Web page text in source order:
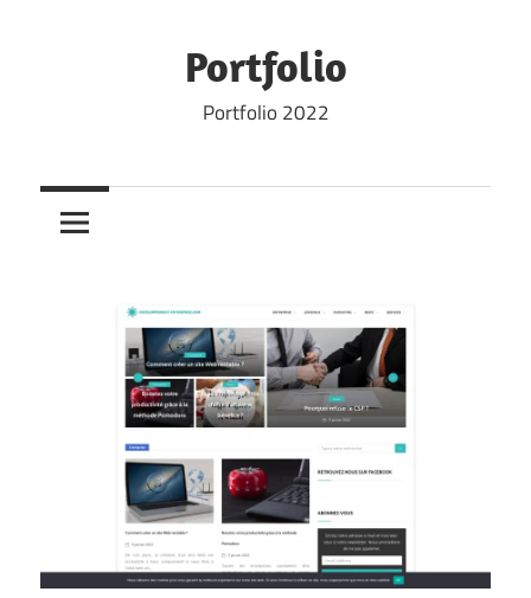
Portfolio
Portfolio 2022